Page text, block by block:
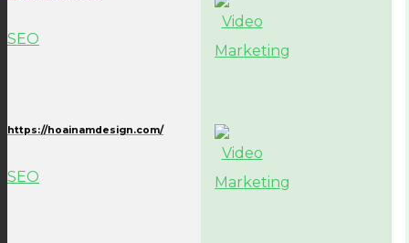
SEO
https://hoainamdesign.com/
SEO